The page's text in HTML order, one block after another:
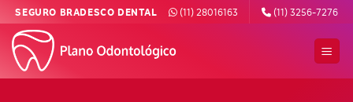
Skip
content
SEGURO BRADESCO DENTAL (11) 28016163 (11) 3256-7276